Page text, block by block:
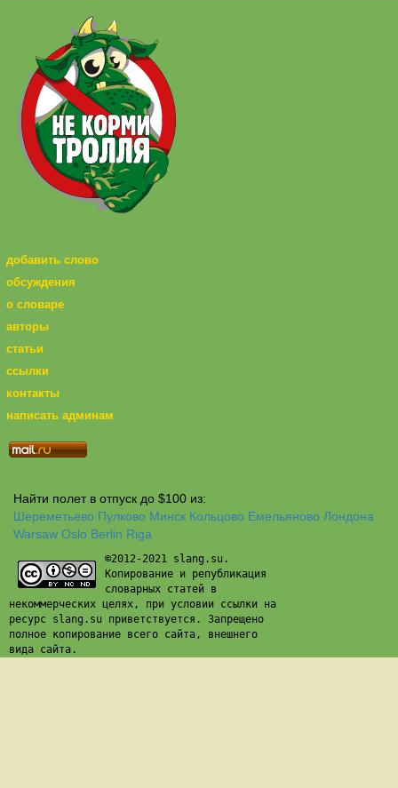
добавить слово
обсуждения
о словаре
авторы
статьи
ссылки
контакты
написать админам
Найти полет в отпуск до $100 из:
Шереметьево Пулково Минск Кольцово Емельяново Лондона
Warsaw Oslo Berlin Riga
©2012-2021 slang.su.
Копирование и републикация
словарных статей в
некоммерческих целях, при условии ссылки на
ресурс slang.su приветствуется. Запрещено
полное копирование всего сайта, внешнего
вида сайта.